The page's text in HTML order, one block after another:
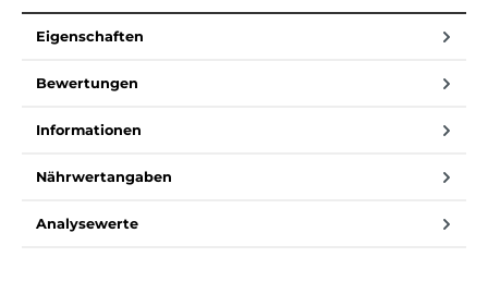
Eigenschaften
Bewertungen
Informationen
Nährwertangaben
Analysewerte